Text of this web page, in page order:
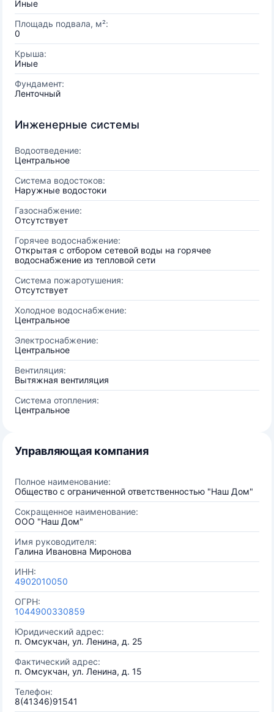
Иные
Площадь подвала, м²:
0
Крыша:
Иные
Фундамент:
Ленточный
Инженерные системы
Водоотведение:
Центральное
Система водостоков:
Наружные водостоки
Газоснабжение:
Отсутствует
Горячее водоснабжение:
Открытая с отбором сетевой воды на горячее
водоснабжение из тепловой сети
Система пожаротушения:
Отсутствует
Холодное водоснабжение:
Центральное
Электроснабжение:
Центральное
Вентиляция:
Вытяжная вентиляция
Система отопления:
Центральное
Управляющая компания
Полное наименование:
Общество с ограниченной ответственностью "Наш Дом"
Сокращенное наименование:
ООО "Наш Дом"
Имя руководителя:
Галина Ивановна Миронова
ИНН:
4902010050
ОГРН:
1044900330859
Юридический адрес:
п. Омсукчан, ул. Ленина, д. 25
Фактический адрес:
п. Омсукчан, ул. Ленина, д. 15
Телефон:
8(41346)91541